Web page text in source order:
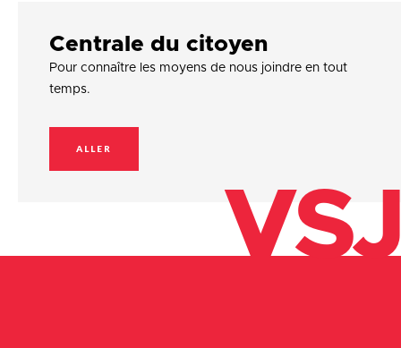
Centrale du citoyen
Pour connaître les moyens de nous joindre en tout
temps.
ALLER
VSJ